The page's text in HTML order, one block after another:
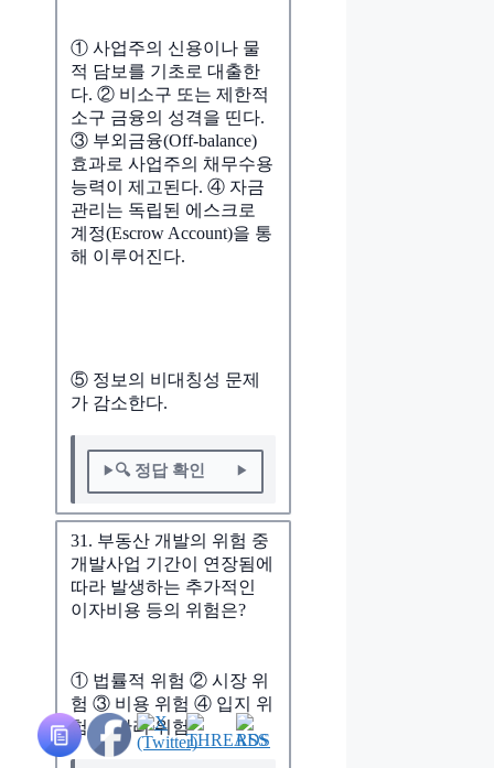
① 사업주의 신용이나 물
적 담보를 기초로 대출한
다. ② 비소구 또는 제한적
소구 금융의 성격을 띤다.
③ 부외금융(Off-balance)
효과로 사업주의 채무수용
능력이 제고된다. ④ 자금
관리는 독립된 에스크로
계정(Escrow Account)을 통
해 이루어진다.
⑤ 정보의 비대칭성 문제
가 감소한다.
🔍 정답 확인
31. 부동산 개발의 위험 중
개발사업 기간이 연장됨에
따라 발생하는 추가적인
이자비용 등의 위험은?
① 법률적 위험 ② 시장 위
험 ③ 비용 위험 ④ 입지 위
험 ⑤ 관리 위험